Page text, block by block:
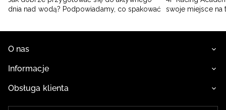
dnia nad wodą? Podpowiadamy, co spakować
swoje miejsce na
O nas
Informacje
Obsługa klienta